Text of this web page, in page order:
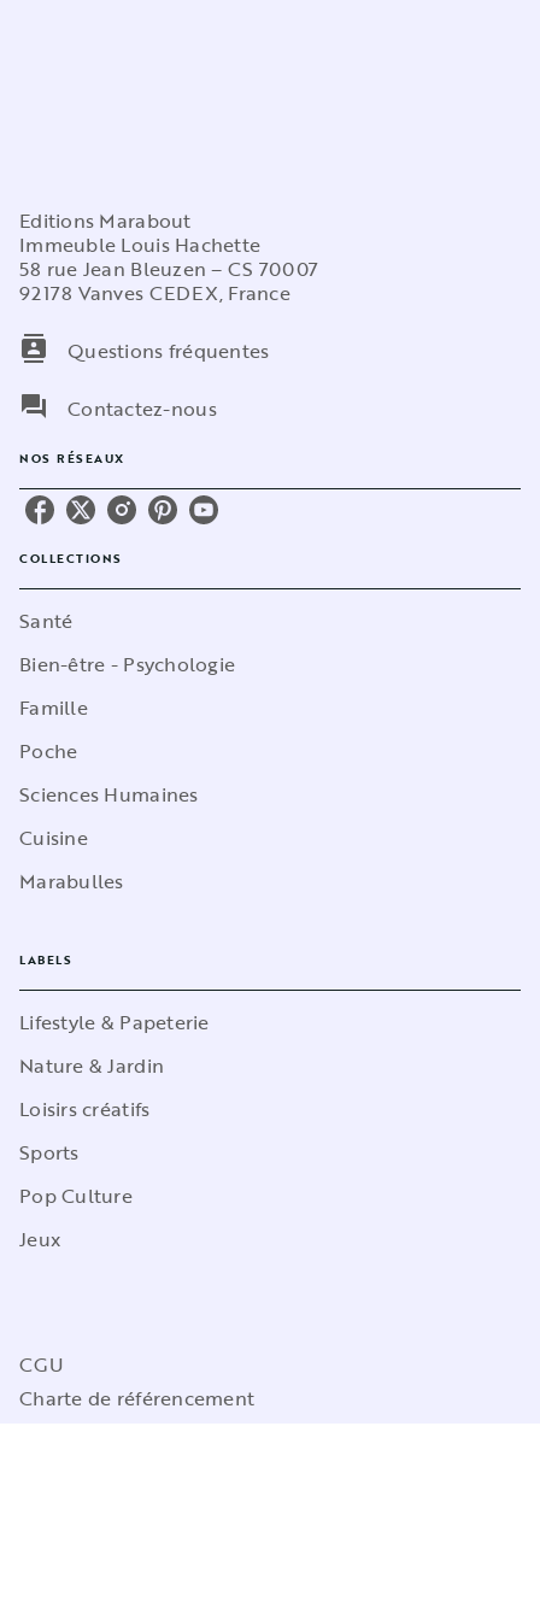
Editions Marabout
Immeuble Louis Hachette
58 rue Jean Bleuzen – CS 70007
92178 Vanves CEDEX, France
contacts
Questions fréquentes
question_answer
Contactez-nous
NOS RÉSEAUX
COLLECTIONS
Santé
Bien-être - Psychologie
Famille
Poche
Sciences Humaines
Cuisine
Marabulles
LABELS
Lifestyle & Papeterie
Nature & Jardin
Loisirs créatifs
Sports
Pop Culture
Jeux
CGU
Charte de référencement